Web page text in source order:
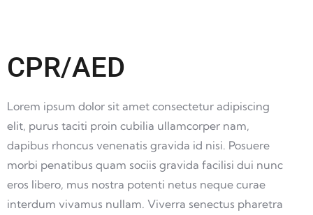
CPR/AED
Lorem ipsum dolor sit amet consectetur adipiscing
elit, purus taciti proin cubilia ullamcorper nam,
dapibus rhoncus venenatis gravida id nisi. Posuere
morbi penatibus quam sociis gravida facilisi dui nunc
eros libero, mus nostra potenti netus neque curae
interdum vivamus nullam. Viverra senectus pharetra